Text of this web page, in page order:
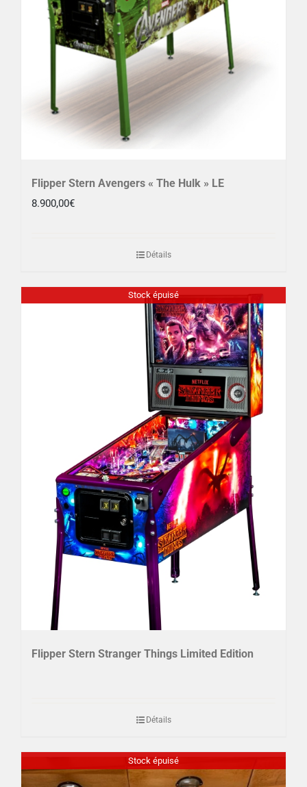
Flipper Stern Avengers « The Hulk » LE
8.900,00€
Détails
Stock épuisé
Flipper Stern Stranger Things Limited Edition
Détails
Stock épuisé